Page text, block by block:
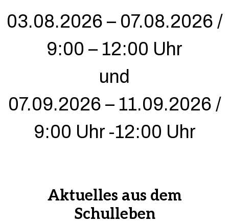
03.08.2026 – 07.08.2026 /
9:00 – 12:00 Uhr
und
07.09.2026 – 11.09.2026 /
9:00 Uhr -12:00 Uhr
Aktuelles aus dem
Schulleben